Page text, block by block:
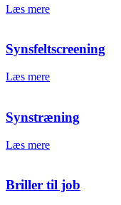
Læs mere
Synsfeltscreening
Læs mere
Synstræning
Læs mere
Briller til job